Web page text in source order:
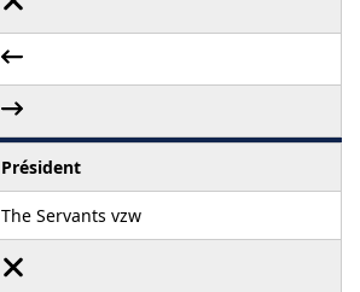
Président
The Servants vzw